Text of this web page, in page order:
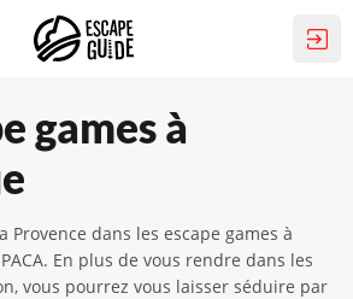
games à
Provence dans les escape games à
En plus de vous rendre dans les
vous pourrez vous laisser séduire par